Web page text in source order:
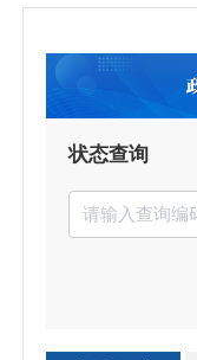
状态查询